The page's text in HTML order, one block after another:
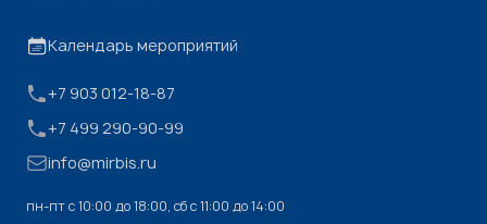
Календарь мероприятий
+7 903 012-18-87
+7 499 290-90-99
info@mirbis.ru
пн-пт с 10:00 до 18:00, cб с 11:00 до 14:00